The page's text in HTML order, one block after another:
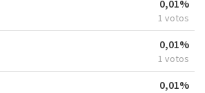
0,01%
1 votos
0,01%
1 votos
0,01%